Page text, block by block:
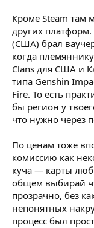
Кроме Steam там
других
(США) брал
когда
Clans для США и
типа Genshin
Fire. То есть
бы регион у
что нужно через
По ценам тоже
комиссию как
куча — карты
общем выбирай
прозрачно, без
непонятных
процесс был